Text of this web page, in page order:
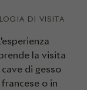
DI VISITA
la visita
cave di gesso
o in